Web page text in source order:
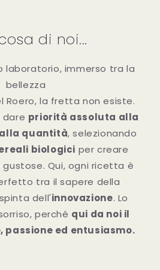
di noi...
laboratorio, immerso tra la
bellezza
Roero, la fretta non esiste.
dare priorità assoluta alla
quantità, selezionando
biologici per creare
Qui, ogni ricetta è
tra il sapere della
dell'innovazione. Lo
perché qui da noi il
passione ed entusiasmo.